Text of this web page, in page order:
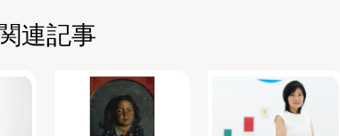
連記事